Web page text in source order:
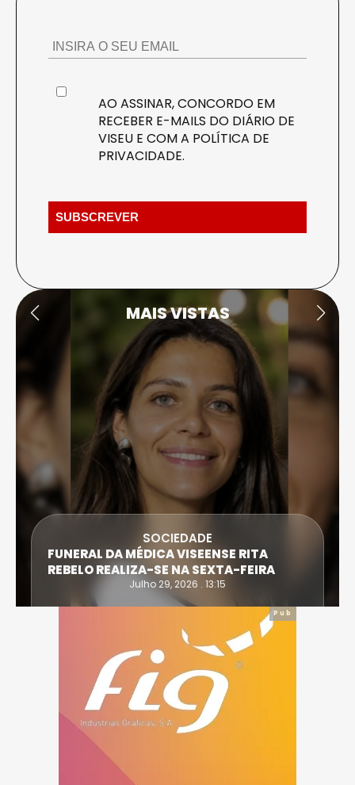
AO ASSINAR, CONCORDO EM
RECEBER E-MAILS DO DIÁRIO DE
VISEU E COM A POLÍTICA DE
PRIVACIDADE.
MAIS VISTAS
ATLETA DE CASTRO DAIRE SUPERA PROVA
EXTREMA DO TRIATLO E TORNA-SE
IRONWOMAN
Julho 28, 2026 . 16:14
Pub